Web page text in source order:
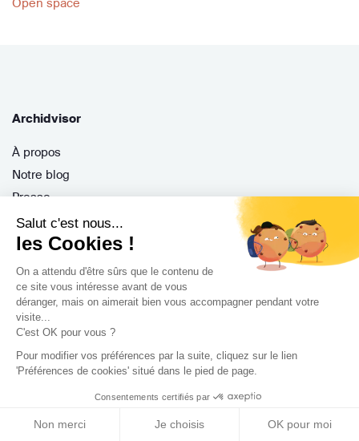
Salut c'est nous...
les Cookies !
On a attendu d'être sûrs que le contenu de
ce site vous intéresse avant de vous
déranger, mais on aimerait bien vous accompagner pendant votre
visite...
C'est OK pour vous ?
Pour modifier vos préférences par la suite, cliquez sur le lien
'Préférences de cookies' situé dans le pied de page.
Consentements certifiés par
Non merci Je choisis OK pour moi
Archidvisor
À propos
Notre blog
Presse
Nos partenaires
Nous contacter
CGV / CGU
Politique de confidentialité
Gestion des cookies
Porteurs de projet
Comment ça marche ?
Questions fréquentes